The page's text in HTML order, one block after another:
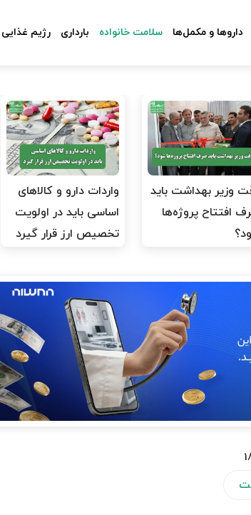
داروها و مکمل‌ها سلامت خانواده بارداری رژیم غذایی
وزیر بهداشت باید
افتتاح پروژه‌ها
واردات دارو و کالاهای
اساسی باید در اولویت
تخصیص ارز قرار گیرد